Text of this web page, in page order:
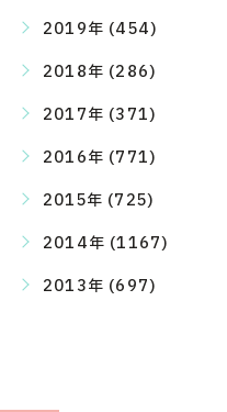
2019年 (454)
2018年 (286)
2017年 (371)
2016年 (771)
2015年 (725)
2014年 (1167)
2013年 (697)